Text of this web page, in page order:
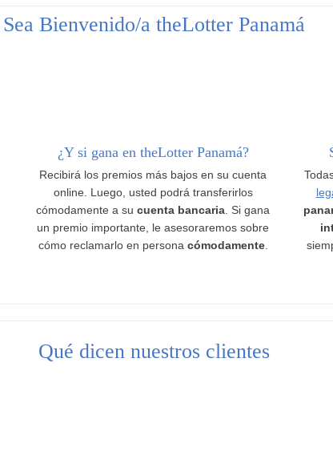
Sea Bienvenido/a theLotter Panamá
¿Y si gana en theLotter Panamá?
Recibirá los premios más bajos en su cuenta
online. Luego, usted podrá transferirlos
cómodamente a su cuenta bancaria . Si gana
un premio importante, le asesoraremos sobre
cómo reclamarlo en persona cómodamente.
Qué dicen nuestros clientes